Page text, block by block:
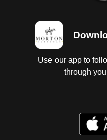
parachoques trasero
Interiores sucios y
llantas lisas y
baja 2026; Es Probable
Documentos En Copia,
Comprador Certificarla.
Use our app to
through